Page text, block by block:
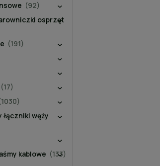
(92)
osprzęt
(191)
(17)
łączniki węży
kablowe (133)